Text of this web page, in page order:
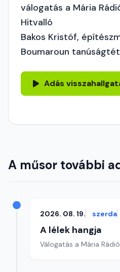
válogatás a Mária
Hitvalló
Bakos Kristóf,
Boumaroun
Adás
A műsor további
2026. 08. 19. szerda
A lélek hangja
Válogatás a Mária